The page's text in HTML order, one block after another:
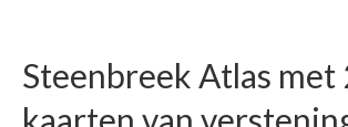
Steenbreek Atlas met